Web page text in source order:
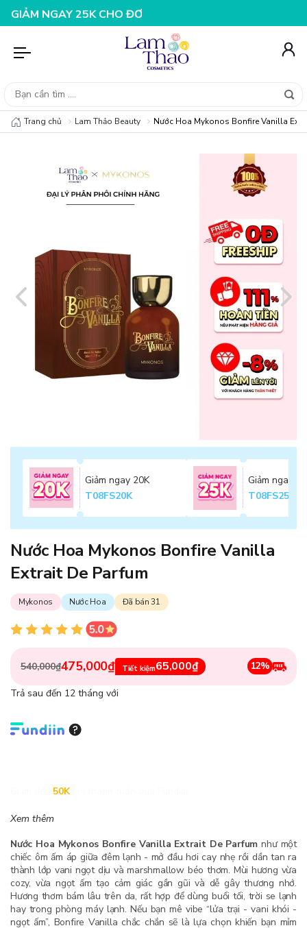
25K CHO ĐƠN HÀNG 99K
Trang chủ Lam Thảo Beauty Nước Hoa Mykonos Bonfire Vanilla
Giảm ngay 20K
T08FS20K
Giảm ngay
T08FS25K
Nước Hoa Mykonos Bonfire Vanilla
Extrait De Parfum
Mykonos Nước Hoa Đã bán 31
540,000₫475,000₫ Tiết kiệm65,000₫ 12%
Trả sau đến 12 tháng với
50K
Xem thêm
Nước Hoa Mykonos Bonfire Vanilla Extrait De Parfum như một
chiếc ôm ấm áp giữa đêm lạnh - mở đầu hơi cay nhẹ rồi dần tan ra
thành lớp vani ngọt dịu và marshmallow béo thơm. Mùi hương vừa
cozy, vừa ngọt ấm tạo cảm giác gần gũi và dễ gây thương nhớ.
Hương thơm bám lâu trên da, rất hợp để dùng buổi tối, trời se lạnh
hay trong phòng máy lạnh. Nếu bạn mê vibe “lửa trại - vani khói -
ngọt ấm”, Bonfire Vanilla chắc chắn sẽ là lựa chọn khiến bạn mỉm